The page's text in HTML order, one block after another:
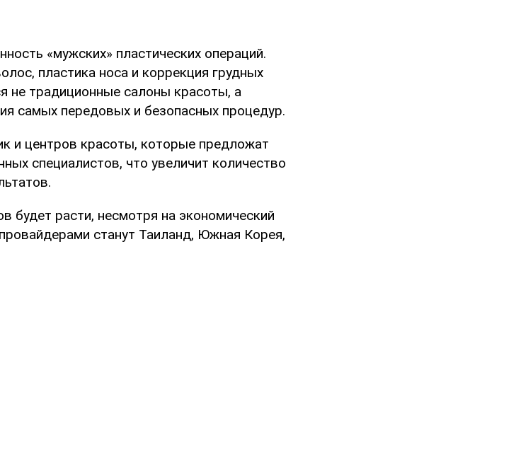
«мужских» пластических операций.
пластика носа и коррекция грудных
не традиционные салоны красоты, а
самых передовых и безопасных процедур.
и центров красоты, которые предложат
специалистов, что увеличит количество
будет расти, несмотря на экономический
станут Таиланд, Южная Корея,